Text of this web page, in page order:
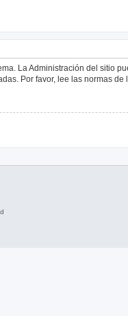
La Administración del sitio
Por favor, lee las normas de